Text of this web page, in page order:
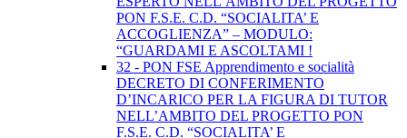
PON F.S.E. C.D. “SOCIALITA’ E
ACCOGLIENZA” – MODULO:
“GUARDAMI E ASCOLTAMI !
32 - PON FSE Apprendimento e socialità
DECRETO DI CONFERIMENTO
D’INCARICO PER LA FIGURA DI TUTOR
NELL’AMBITO DEL PROGETTO PON
F.S.E. C.D. “SOCIALITA’ E